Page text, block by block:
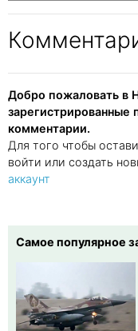
Добро пожаловать в
зарегистрированные
комментарии.
Для того чтобы
войти или создать
аккаунт
Самое популярное